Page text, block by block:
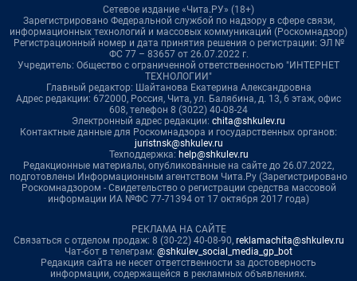
Сетевое издание «Чита.РУ» (18+)
Зарегистрировано Федеральной службой по надзору в сфере связи,
информационных технологий и массовых коммуникаций (Роскомнадзор)
Регистрационный номер и дата принятия решения о регистрации: ЭЛ №
ФС 77 – 83657 от 26.07.2022 г.
Учредитель: Общество с ограниченной ответственностью "ИНТЕРНЕТ
ТЕХНОЛОГИИ"
Главный редактор: Шайтанова Екатерина Александровна
Адрес редакции: 672000, Россия, Чита, ул. Балябина, д. 13, 6 этаж, офис
608, телефон 8 (3022) 40-08-24
Электронный адрес редакции: chita@shkulev.ru
Контактные данные для Роскомнадзора и государственных органов:
juristnsk@shkulev.ru
Техподдержка: help@shkulev.ru
Редакционные материалы, опубликованные на сайте до 26.07.2022,
подготовлены Информационным агентством Чита.Ру (Зарегистрировано
Роскомнадзором - Свидетельство о регистрации средства массовой
информации ИА №ФС 77-71394 от 17 октября 2017 года)
РЕКЛАМА НА САЙТЕ
Связаться с отделом продаж: 8 (30-22) 40-08-90, reklamachita@shkulev.ru
Чат-бот в телеграм: @shkulev_social_media_gp_bot
Редакция сайта не несет ответственности за достоверность
информации, содержащейся в рекламных объявлениях.